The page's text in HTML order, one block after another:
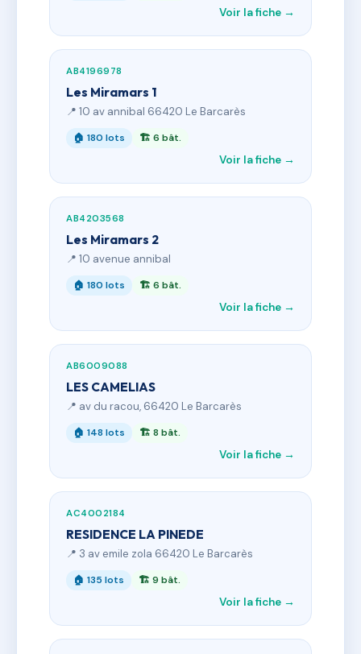
Voir la fiche →
AB4196978
Les Miramars 1
📍 10 av annibal 66420 Le Barcarès
🏠 180 lots 🏗 6 bât.
Voir la fiche →
AB4203568
Les Miramars 2
📍 10 avenue annibal
🏠 180 lots 🏗 6 bât.
Voir la fiche →
AB6009088
LES CAMELIAS
📍 av du racou, 66420 Le Barcarès
🏠 148 lots 🏗 8 bât.
Voir la fiche →
AC4002184
RESIDENCE LA PINEDE
📍 3 av emile zola 66420 Le Barcarès
🏠 135 lots 🏗 9 bât.
Voir la fiche →